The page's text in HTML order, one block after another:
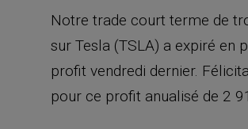
Notre trade court terme de
sur Tesla (TSLA) a expiré en
profit vendredi dernier.
pour ce profit anualisé de 2